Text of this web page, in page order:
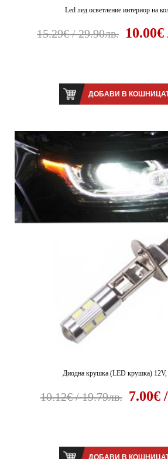
Led лед осветление интериор на
15.29€ / 29.90лв.
ДОБАВИ В
Диодна крушка (LED крушка) 12V,
10.12€ / 19.79лв. 7.00€
ДОБАВИ В